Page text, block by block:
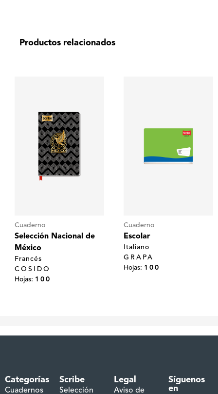
Productos relacionados
Cuaderno
Selección Nacional de
México
Francés
COSIDO
Hojas: 100
Cuaderno
Escolar
Italiano
GRAPA
Hojas: 100
Categorías
Cuadernos
Scribe
Selección
Legal
Aviso de
Síguenos
en